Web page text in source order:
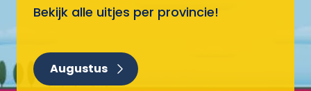
Bekijk alle uitjes per provincie!
Augustus